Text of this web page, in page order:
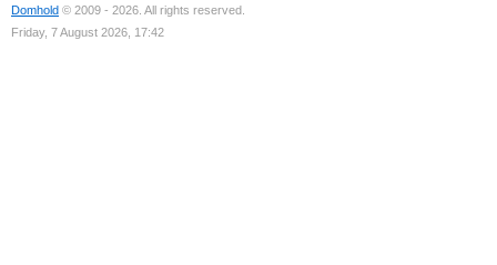
Domhold © 2009 - 2026. All rights reserved.
Friday, 7 August 2026, 17:42